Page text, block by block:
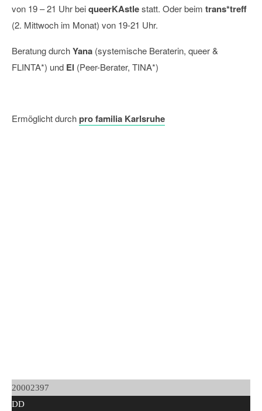
von 19 – 21 Uhr beiqueerKAstlestatt. Oder beim trans*treff
(2. Mittwoch im Monat) von 19-21 Uhr.
Beratung durchYana (systemische Beraterin, queer &
FLINTA*) und El (Peer-Berater, TINA*)
Ermöglicht durchpro familia Karlsruhe
20002397
DD